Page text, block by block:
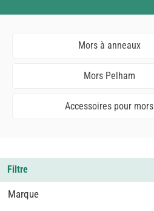
Mors à anneaux
Mors Pelham
Accessoires pour mors
Filtre
Marque